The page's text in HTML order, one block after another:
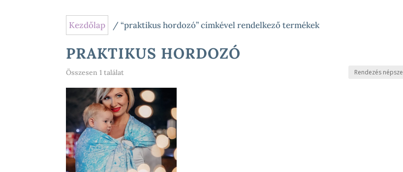
Kezdőlap / “praktikus hordozó” címkével rendelkező termékek
PRAKTIKUS HORDOZÓ
Összesen 1 találat